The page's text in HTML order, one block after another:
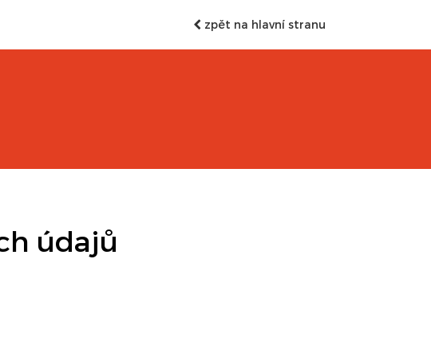
zpět na hlavní stranu
údajů